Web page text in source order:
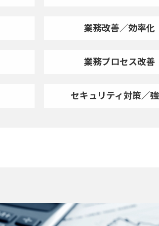
業務改善／効率化
業務プロセス改善
セキュリティ対策／